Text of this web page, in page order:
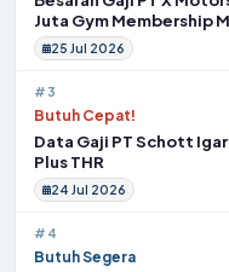
Juta Gym Membership
25 Jul 2026
#3
Butuh Cepat!
Data Gaji PT Schott
Plus THR
24 Jul 2026
#4
Butuh Segera